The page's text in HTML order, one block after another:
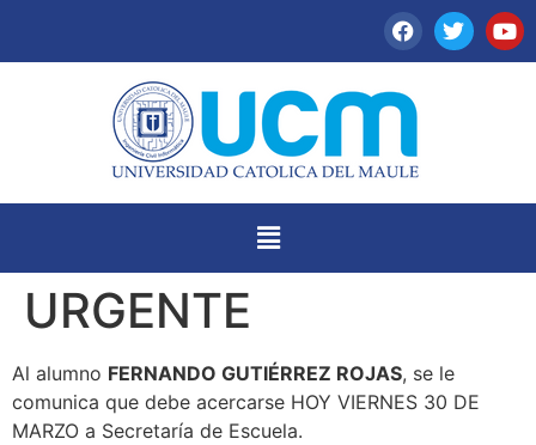
URGENTE
Al alumno FERNANDO GUTIÉRREZ ROJAS, se le
comunica que debe acercarse HOY VIERNES 30 DE
MARZO a Secretaría de Escuela.